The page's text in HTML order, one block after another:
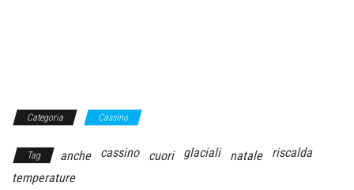
Categoria Cassino
Tag anche cassino cuori glaciali natale
riscalda
temperature